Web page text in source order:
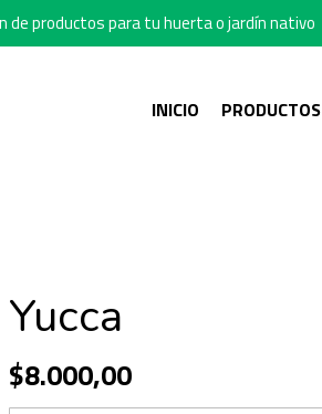
de productos para tu huerta o jardín nativo
INICIO PRODUCTOS
Yucca
$8.000,00